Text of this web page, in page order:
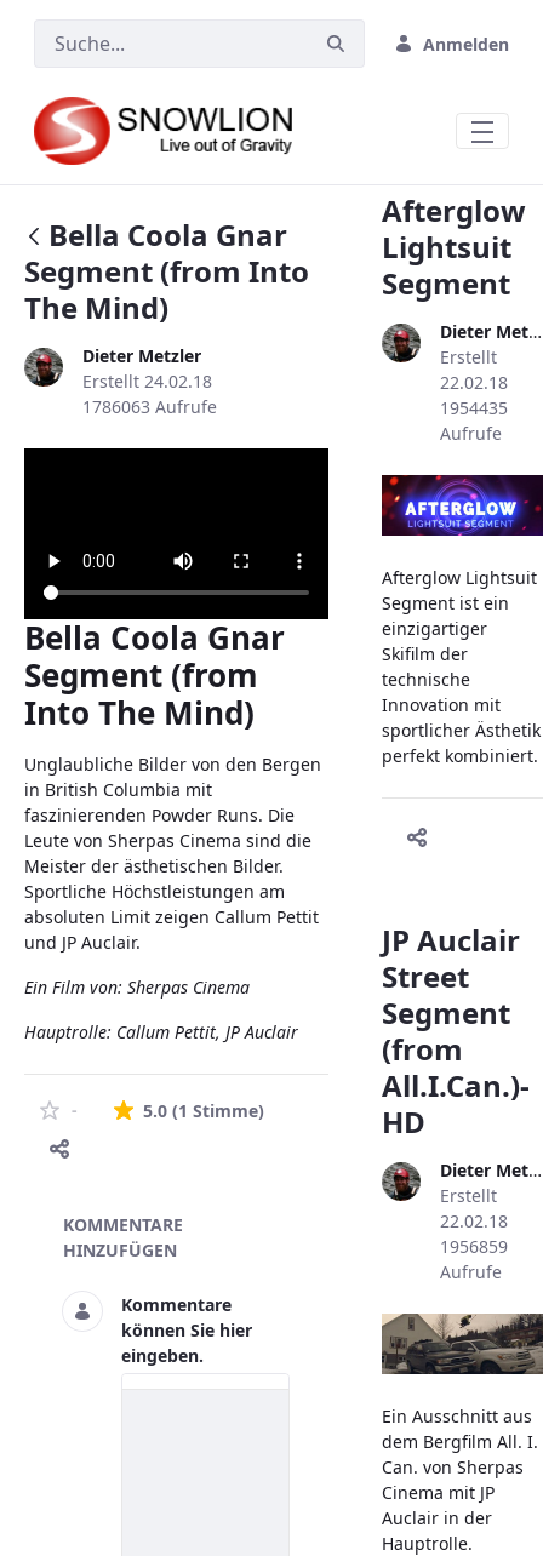
Zum Hauptinhalt springen
Anmelden
Bella Coola Gnar
Segment (from Into
The Mind)
Dieter Metzler
Erstellt 24.02.18
1786063 Aufrufe
Bella Coola Gnar
Segment (from
Into The Mind)
Unglaubliche Bilder von den Bergen
in British Columbia mit
faszinierenden Powder Runs. Die
Leute von Sherpas Cinema sind die
Meister der ästhetischen Bilder.
Sportliche Höchstleistungen am
absoluten Limit zeigen Callum Pettit
und JP Auclair.
Ein Film von: Sherpas Cinema
Hauptrolle: Callum Pettit, JP Auclair
- 5.0 (1 Stimme) Die durchschnittliche Bewertung
Skivideo
KOMMENTARE
HINZUFÜGEN
Kommentare
können Sie hier
eingeben.
Afterglow
Lightsuit
Segment
Dieter Metzler
Erstellt
22.02.18
1954435
Aufrufe
Afterglow Lightsuit
Segment ist ein
einzigartiger
Skifilm der
technische
Innovation mit
sportlicher Ästhetik
perfekt kombiniert.
JP Auclair
Street
Segment
(from
All.I.Can.)-
HD
Dieter Metzler
Erstellt
22.02.18
1956859
Aufrufe
Ein Ausschnitt aus
dem Bergfilm All. I.
Can. von Sherpas
Cinema mit JP
Auclair in der
Hauptrolle.